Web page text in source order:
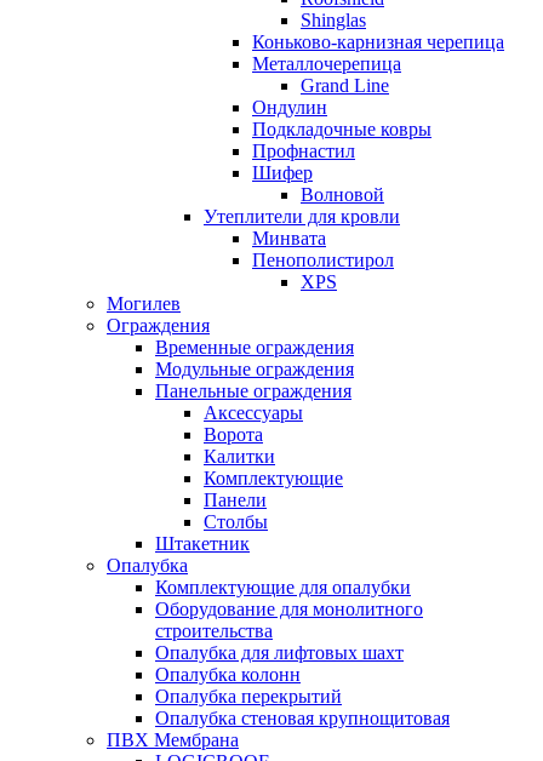
Shinglas
Коньково-карнизная черепица
Металлочерепица
Grand Line
Ондулин
Подкладочные ковры
Профнастил
Шифер
Волновой
Утеплители для кровли
Минвата
Пенополистирол
XPS
Могилев
Ограждения
Временные ограждения
Модульные ограждения
Панельные ограждения
Аксессуары
Ворота
Калитки
Комплектующие
Панели
Столбы
Штакетник
Опалубка
Комплектующие для опалубки
Оборудование для монолитного
строительства
Опалубка для лифтовых шахт
Опалубка колонн
Опалубка перекрытий
Опалубка стеновая крупнощитовая
ПВХ Мембрана